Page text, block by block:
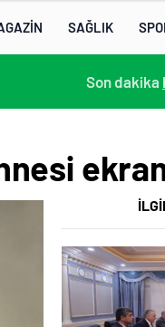
SAĞLIK
22:07 /
Son dakika